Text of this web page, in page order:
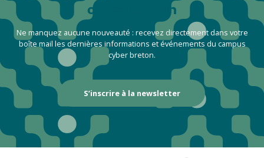
cyber breton
Ne manquez aucune nouveauté : recevez directement dans votre
boîte mail les dernières informations et événements du campus
cyber breton.
S’inscrire à la newsletter